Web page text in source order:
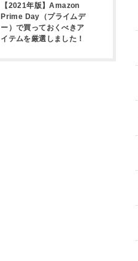
【2021年版】Amazon
Prime Day（プライムデ
ー）で買っておくべきア
イテムを厳選しました！